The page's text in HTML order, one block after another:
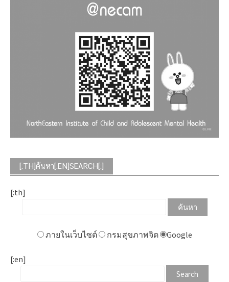
[:TH]ค้นหา[:EN]SEARCH[:]
[:th]
ภายในเว็บไซต์ กรมสุขภาพจิต Google
[:en]